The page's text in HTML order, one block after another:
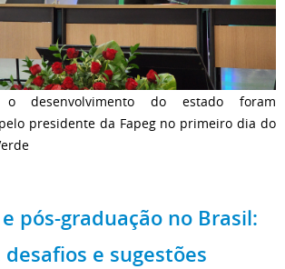
desenvolvimento do estado foram
presidente da Fapeg no primeiro dia do
pós-graduação no Brasil:
e sugestões